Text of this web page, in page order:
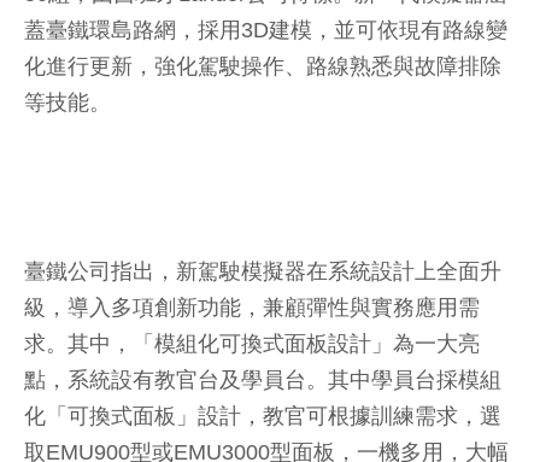
蓋臺鐵環島路網，採用3D建模，並可依現有路線變
化進行更新，強化駕駛操作、路線熟悉與故障排除
等技能。
臺鐵公司指出，新駕駛模擬器在系統設計上全面升
級，導入多項創新功能，兼顧彈性與實務應用需
求。其中，「模組化可換式面板設計」為一大亮
點，系統設有教官台及學員台。其中學員台採模組
化「可換式面板」設計，教官可根據訓練需求，選
取EMU900型或EMU3000型面板，一機多用，大幅